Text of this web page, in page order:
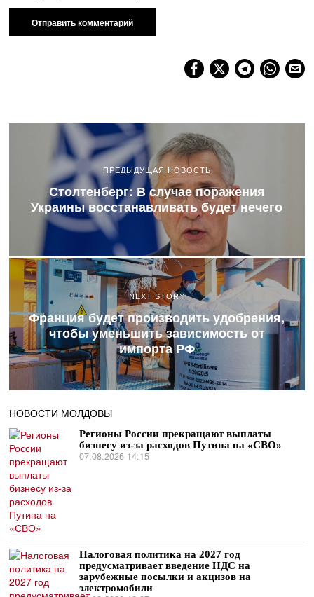
ПРЕДЫДУЩАЯ НОВОСТЬ
Столтенберг: В случае поражения
Украины восстанавливать будет нечего
NEXT STORY
Франция будет производить удобрения,
чтобы уменьшить зависимость от
импорта РФ
НОВОСТИ МОЛДОВЫ
Регионы России прекращают выплаты
бизнесу из-за расходов Путина на «СВО»
07.08.2026 14:15
Налоговая политика на 2027 год
предусматривает введение НДС на
зарубежные посылки и акцизов на
электромобили